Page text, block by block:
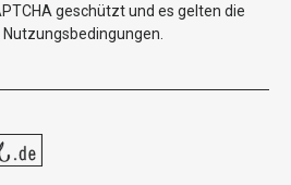
geschützt und es gelten die
Nutzungsbedingungen